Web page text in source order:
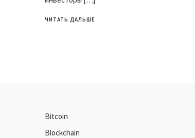
ЧИТАТЬ ДАЛЬШЕ
Bitcoin
Blockchain